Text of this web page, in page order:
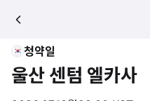
청약일
울산 센텀 엘카사